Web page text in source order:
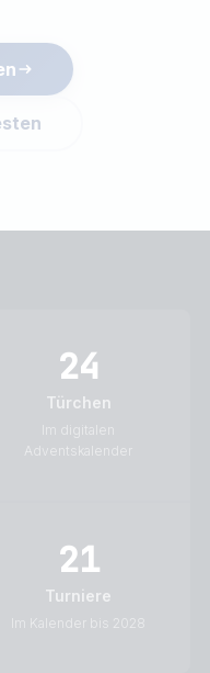
24
Türchen
Im digitalen
Adventskalender
21
Turniere
Im Kalender bis 2028